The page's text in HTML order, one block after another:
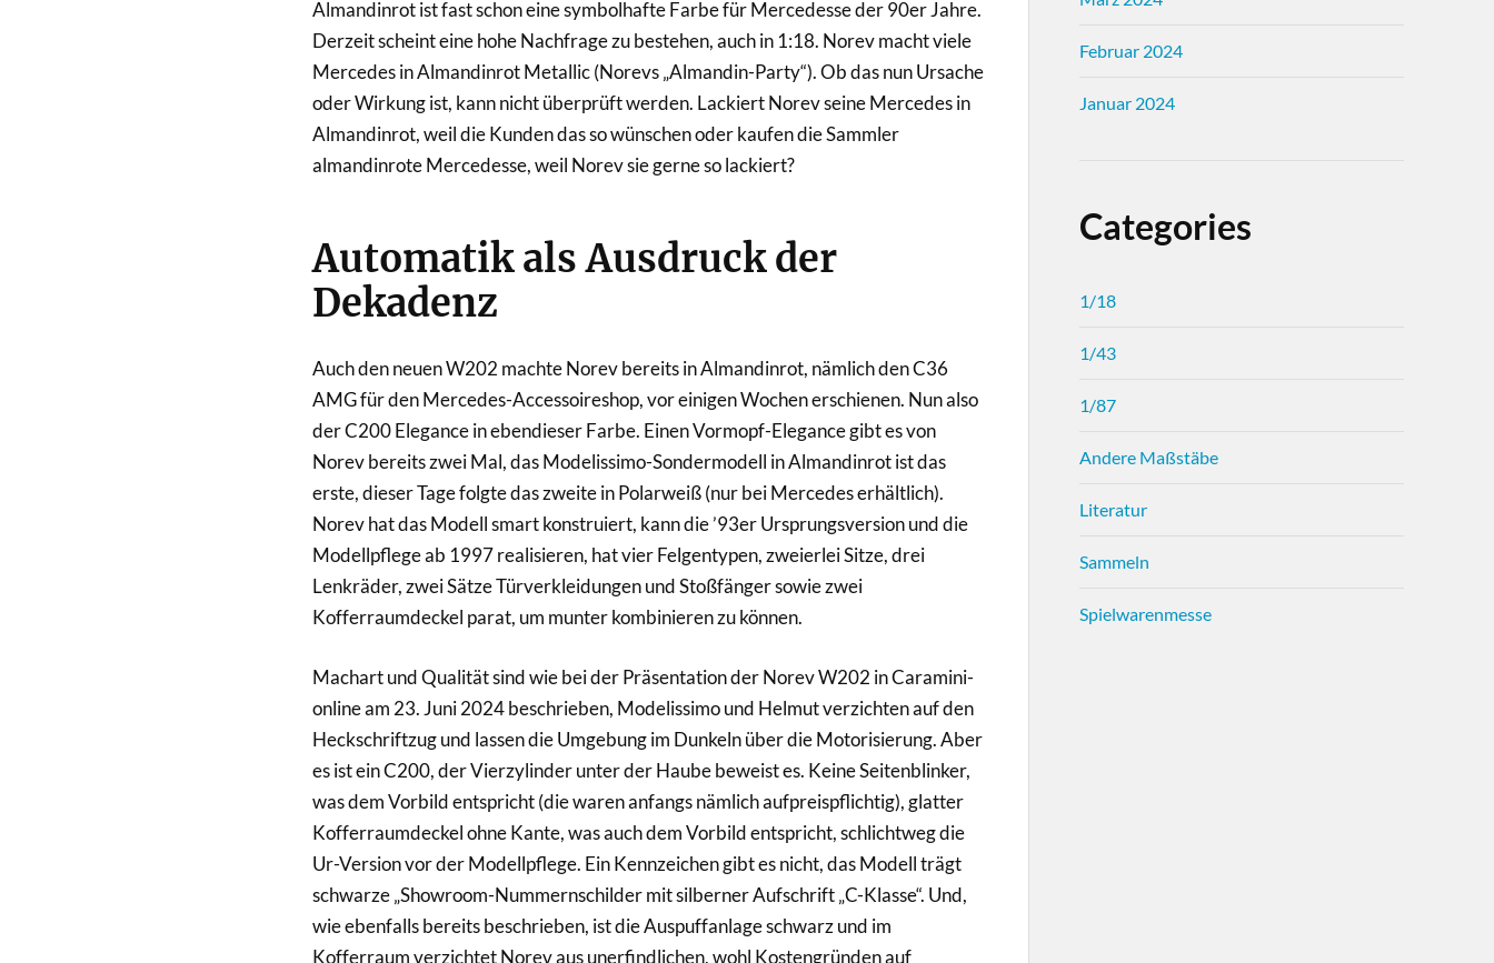
Almandinrot ist fast schon eine symbolhafte Farbe für Mercedesse der 90er Jahre.
Derzeit scheint eine hohe Nachfrage zu bestehen, auch in 1:18. Norev macht viele
Mercedes in Almandinrot Metallic (Norevs „Almandin-Party“). Ob das nun Ursache
oder Wirkung ist, kann nicht überprüft werden. Lackiert Norev seine Mercedes in
Almandinrot, weil die Kunden das so wünschen oder kaufen die Sammler
almandinrote Mercedesse, weil Norev sie gerne so lackiert?
Automatik als Ausdruck der
Dekadenz
Auch den neuen W202 machte Norev bereits in Almandinrot, nämlich den C36
AMG für den Mercedes-Accessoireshop, vor einigen Wochen erschienen. Nun also
der C200 Elegance in ebendieser Farbe. Einen Vormopf-Elegance gibt es von
Norev bereits zwei Mal, das Modelissimo-Sondermodell in Almandinrot ist das
erste, dieser Tage folgte das zweite in Polarweiß (nur bei Mercedes erhältlich).
Norev hat das Modell smart konstruiert, kann die ’93er Ursprungsversion und die
Modellpflege ab 1997 realisieren, hat vier Felgentypen, zweierlei Sitze, drei
Lenkräder, zwei Sätze Türverkleidungen und Stoßfänger sowie zwei
Kofferraumdeckel parat, um munter kombinieren zu können.
Machart und Qualität sind wie bei der Präsentation der Norev W202 in Caramini-
online am 23. Juni 2024 beschrieben, Modelissimo und Helmut verzichten auf den
Heckschriftzug und lassen die Umgebung im Dunkeln über die Motorisierung. Aber
es ist ein C200, der Vierzylinder unter der Haube beweist es. Keine Seitenblinker,
was dem Vorbild entspricht (die waren anfangs nämlich aufpreispflichtig), glatter
Kofferraumdeckel ohne Kante, was auch dem Vorbild entspricht, schlichtweg die
Ur-Version vor der Modellpflege. Ein Kennzeichen gibt es nicht, das Modell trägt
schwarze „Showroom-Nummernschilder mit silberner Aufschrift „C-Klasse“. Und,
wie ebenfalls bereits beschrieben, ist die Auspuffanlage schwarz und im
Kofferraum verzichtet Norev aus unerfindlichen, wohl Kostengründen auf
Februar 2024
Januar 2024
Categories
1/18
1/43
1/87
Andere Maßstäbe
Literatur
Sammeln
Spielwarenmesse